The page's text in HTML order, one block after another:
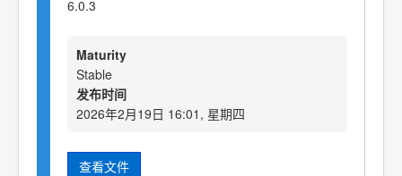
6.0.3
Maturity
Stable
发布时间
2026年2月19日 16:01, 星期四
查看文件